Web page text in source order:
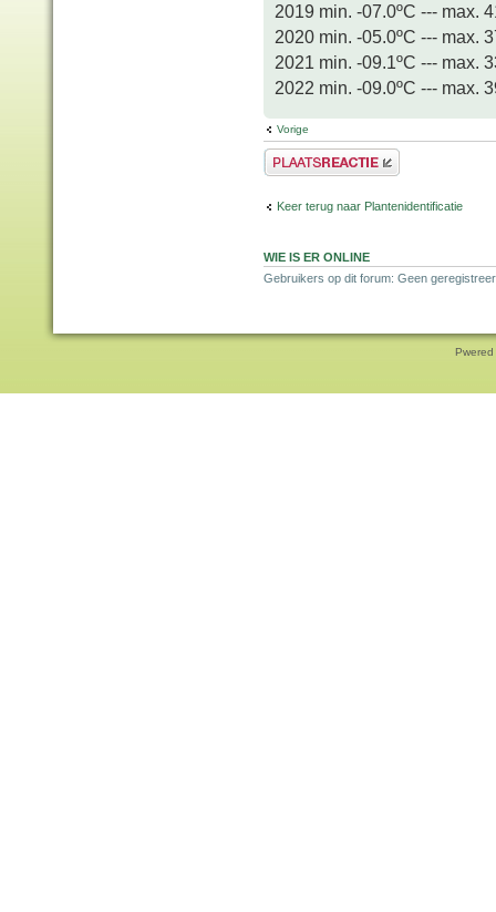
2019 min. -07.0ºC --- max.
2020 min. -05.0ºC --- max.
2021 min. -09.1ºC --- max.
2022 min. -09.0ºC --- max.
Vorige
Plaats een reactie
Keer terug naar Plantenidentificatie
WIE IS ER ONLINE
Gebruikers op dit forum: Geen